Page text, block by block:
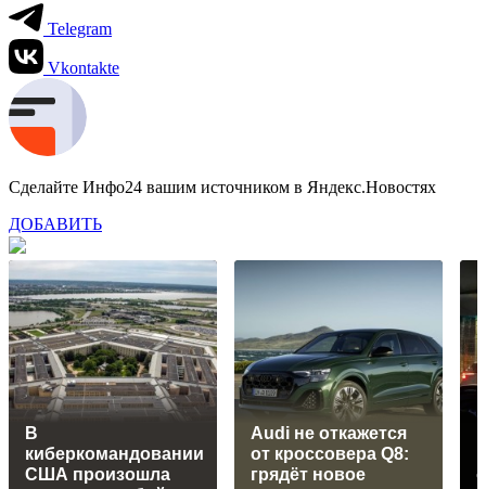
Telegram
Vkontakte
Сделайте Инфо24 вашим источником в Яндекс.Новостях
ДОБАВИТЬ
В
киберкомандовании
США произошла
Audi не откажется
от кроссовера Q8:
грядёт новое